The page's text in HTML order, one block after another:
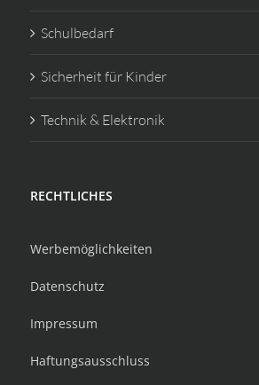
Schulbedarf
Sicherheit für Kinder
Technik & Elektronik
RECHTLICHES
Werbemöglichkeiten
Datenschutz
Impressum
Haftungsausschluss